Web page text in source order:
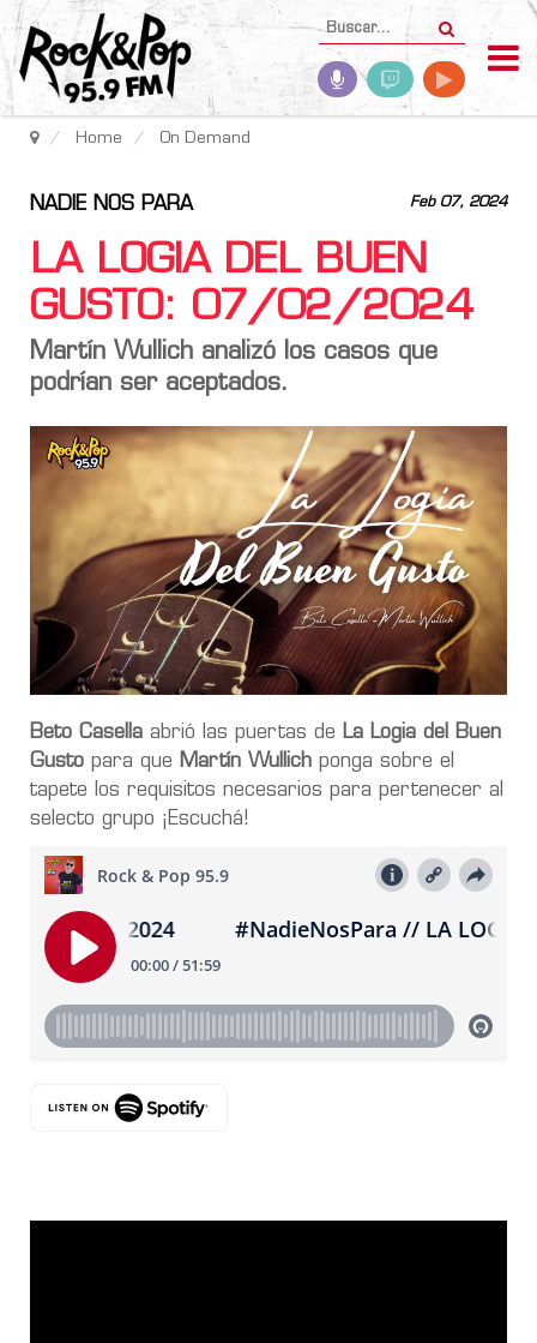
Home On Demand
Feb 07, 2024
NADIE NOS PARA
LA LOGIA DEL BUEN
GUSTO: 07/02/2024
Martín Wullich analizó los casos que
podrían ser aceptados.
Beto Casella abrió las puertas de La Logia del Buen
Gusto para que Martín Wullich ponga sobre el
tapete los requisitos necesarios para pertenecer al
selecto grupo ¡Escuchá!